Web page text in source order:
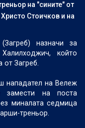
на "сините" от
Стоичков и на
назначи за
който
Загреб.
нападател на Вележ
замести на поста
миналата седмица
треньор.